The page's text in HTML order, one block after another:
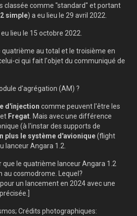
classée comme "standard" et portant
simple) a eu lieu le 29 avril 2022.
lieu le 15 octobre 2022.
quatrième au total et le troisième en
ci qui fait l'objet du communiqué de
d'agrégation (AM) ?
d'injection comme peuvent l'être les
et Fregat . Mais avec une différence
(à l'instar des supports de
plus le système d'avionique(flight
lanceur Angara 1.2.
que le quatrième lanceur Angara 1.2
au cosmodrome. Lequel?
un lancement en 2024 avec une
Crédits photographiques: